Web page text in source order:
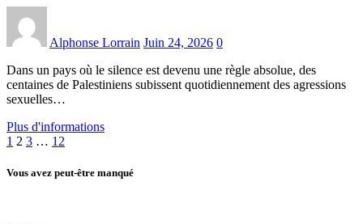
Alphonse Lorrain Juin 24, 2026 0
Dans un pays où le silence est devenu une règle absolue, des
centaines de Palestiniens subissent quotidiennement des agressions
sexuelles…
Plus d'informations
Pagination
des
1 2 3 … 12
Vous avez peut-être manqué